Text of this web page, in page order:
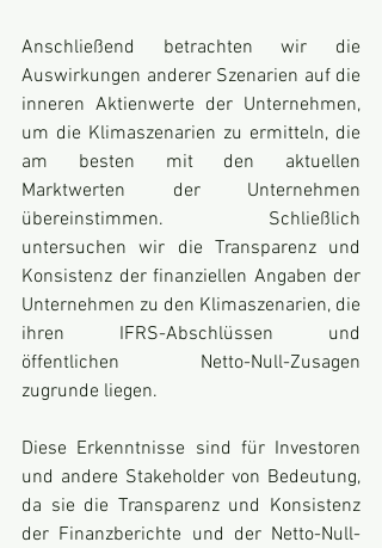
Anschließend betrachten wir die
Auswirkungen anderer Szenarien auf die
inneren Aktienwerte der Unternehmen,
um die Klimaszenarien zu ermitteln, die
am besten mit den aktuellen
Marktwerten der Unternehmen
übereinstimmen. Schließlich
untersuchen wir die Transparenz und
Konsistenz der finanziellen Angaben der
Unternehmen zu den Klimaszenarien, die
ihren IFRS-Abschlüssen und
öffentlichen Netto-Null-Zusagen
zugrunde liegen.
Diese Erkenntnisse sind für Investoren
und andere Stakeholder von Bedeutung,
da sie die Transparenz und Konsistenz
der Finanzberichte und der Netto-Null-